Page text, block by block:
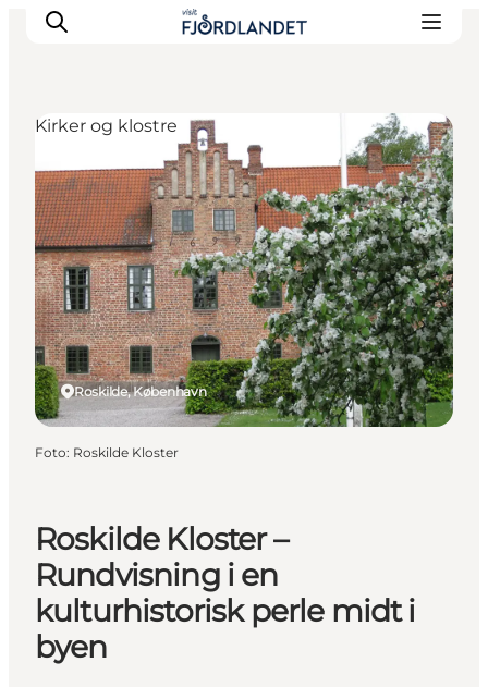
Byer & steder
Det sker
Guides & inspiration
Overnatning
Oplevelser
Roskilde Kloster –
Rundvisning i en
kulturhistorisk perle midt i
byen
Roskilde, København
Kirker og klostre
Foto: Roskilde Kloster